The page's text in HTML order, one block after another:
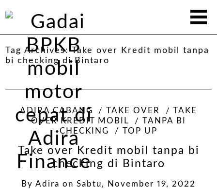
Tag Archives:Take over Kredit mobil tanpa
bi checking di Bintaro
ADIRA CABANG TAKE OVER
TAKE
OVER KREDIT MOBIL
TANPA BI
CHECKING
TOP UP
Take over Kredit mobil tanpa bi
checking di Bintaro
By Adira on Sabtu, November 19, 2022